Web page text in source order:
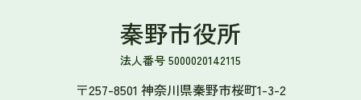
秦野市役所
法人番号 5000020142115
〒257-8501 神奈川県秦野市桜町1-3-2